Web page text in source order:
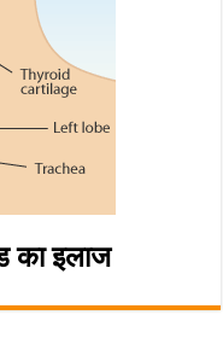
का इलाज